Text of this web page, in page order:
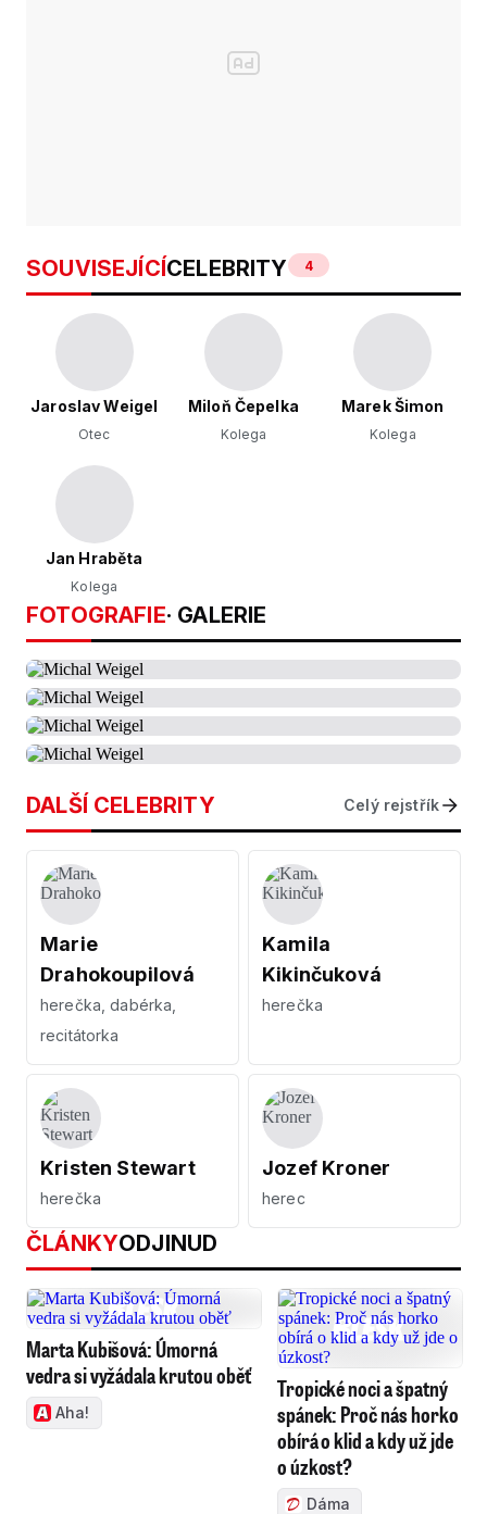
SOUVISEJÍCÍCELEBRITY 4
Jaroslav Weigel
Otec
Miloň Čepelka
Kolega
Marek Šimon
Kolega
Jan Hraběta
Kolega
FOTOGRAFIE· GALERIE
DALŠÍ CELEBRITY Celý rejstřík
Marie
Drahokoupilová
herečka, dabérka,
recitátorka
Kamila
Kikinčuková
herečka
Kristen Stewart
herečka
Jozef Kroner
herec
ČLÁNKYODJINUD
Marta Kubišová: Úmorná
vedra si vyžádala krutou oběť
Aha!
Tropické noci a špatný
spánek: Proč nás horko
obírá o klid a kdy už jde
o úzkost?
Dáma